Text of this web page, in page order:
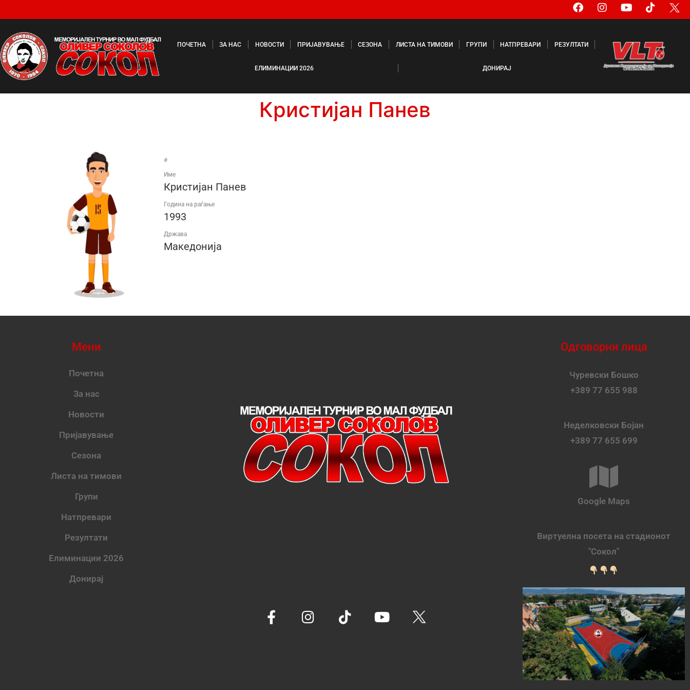
ПОЧЕТНА ЗА НАС НОВОСТИ ПРИЈАВУВАЊЕ СЕЗОНА ЛИСТА НА ТИМОВИ ГРУПИ НАТПРЕВАРИ РЕЗУЛТАТИ
ЕЛИМИНАЦИИ 2026 ДОНИРАЈ
Кристијан Панев
#
Име
Кристијан Панев
Година на раѓање
1993
Држава
Македонија
Мени
Почетна
За нас
Новости
Пријавување
Сезона
Листа на тимови
Групи
Натпревари
Резултати
Елиминации 2026
Донирај
Одговорни лица
Чуревски Бошко
+389 77 655 988
Неделковски Бојан
+389 77 655 699
Google Maps
Виртуелна посета на стадионот
"Сокол"